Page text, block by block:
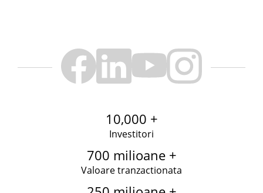
10,000 +
Investitori
700 milioane +
Valoare tranzactionata